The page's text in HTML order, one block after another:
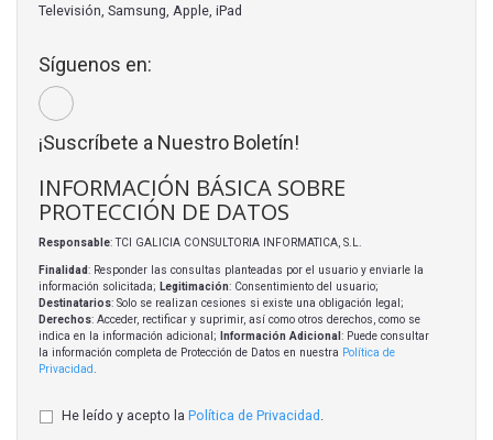
Televisión, Samsung, Apple, iPad
Síguenos en:
¡Suscríbete a Nuestro Boletín!
INFORMACIÓN BÁSICA SOBRE
PROTECCIÓN DE DATOS
Responsable: TCI GALICIA CONSULTORIA INFORMATICA, S.L.
Finalidad: Responder las consultas planteadas por el usuario y enviarle la
información solicitada; Legitimación: Consentimiento del usuario;
Destinatarios: Solo se realizan cesiones si existe una obligación legal;
Derechos: Acceder, rectificar y suprimir, así como otros derechos, como se
indica en la información adicional;
Información Adicional : Puede consultar
la información completa de Protección de Datos en nuestra Política de
Privacidad
He leído y acepto la Política de Privacidad